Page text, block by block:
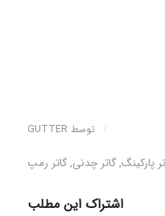
/ توسط GUTTER
پارکینگ,گاتر چدنی,گاتر رمپ
اشتراک این مطلب